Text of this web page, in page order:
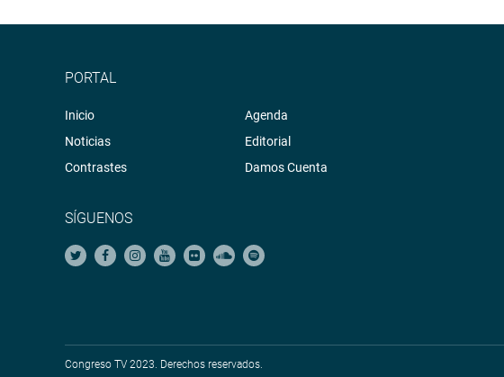
PORTAL
Inicio
Noticias
Contrastes
Agenda
Editorial
Damos Cuenta
SÍGUENOS
Congreso TV 2023. Derechos reservados.